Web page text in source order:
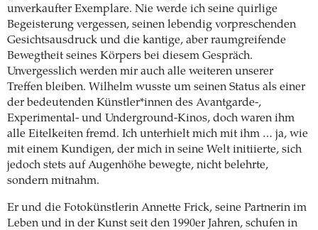
unverkaufter Exemplare. Nie werde ich seine quirlige
Begeisterung vergessen, seinen lebendig vorpreschenden
Gesichtsausdruck und die kantige, aber raumgreifende
Bewegtheit seines Körpers bei diesem Gespräch.
Unvergesslich werden mir auch alle weiteren unserer
Treffen bleiben. Wilhelm wusste um seinen Status als einer
der bedeutenden Künstler*innen des Avantgarde-,
Experimental- und Underground-Kinos, doch waren ihm
alle Eitelkeiten fremd. Ich unterhielt mich mit ihm … ja, wie
mit einem Kundigen, der mich in seine Welt initiierte, sich
jedoch stets auf Augenhöhe bewegte, nicht belehrte,
sondern mitnahm.
Er und die Fotokünstlerin Annette Frick, seine Partnerin im
Leben und in der Kunst seit den 1990er Jahren, schufen in